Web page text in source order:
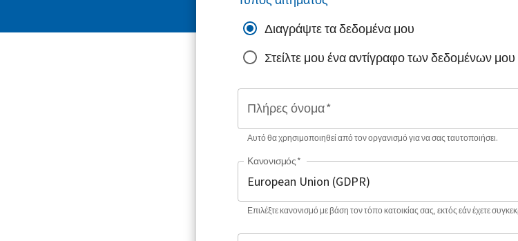
Διαγράψτε τα δεδομένα μου
Στείλτε μου ένα αντίγραφο των δεδομένων μου
Πλήρες όνομα*
Αυτό θα χρησιμοποιηθεί από τον οργανισμό για να σας ταυτοποιήσει.
Κανονισμός*
Επιλέξτε κανονισμό με βάση τον τόπο κατοικίας σας, εκτός εάν έχετε